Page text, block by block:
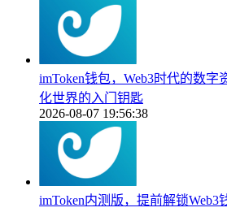
imToken钱包，Web3时代的数
化世界的入门钥匙
2026-08-07 19:56:38
imToken内测版，提前解锁Web3